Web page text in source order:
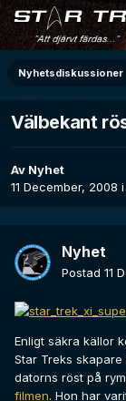
Nyhetsdiskussioner
Välbekant
Av Nyhet
11 December, 2008 i
Nyhet
Postad 11
Enligt säkra källor
Star Treks
datorns röst på
filmen. Hon har